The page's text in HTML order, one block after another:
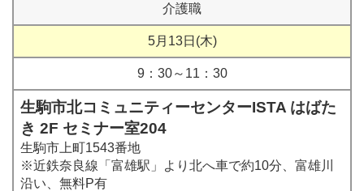
介護職
5月13日(木)
9：30～11：30
生駒市北コミュニティーセンターISTA はばた
き 2F セミナー室204
生駒市上町1543番地
※近鉄奈良線「富雄駅」より北へ車で約10分、富雄川
沿い、無料P有